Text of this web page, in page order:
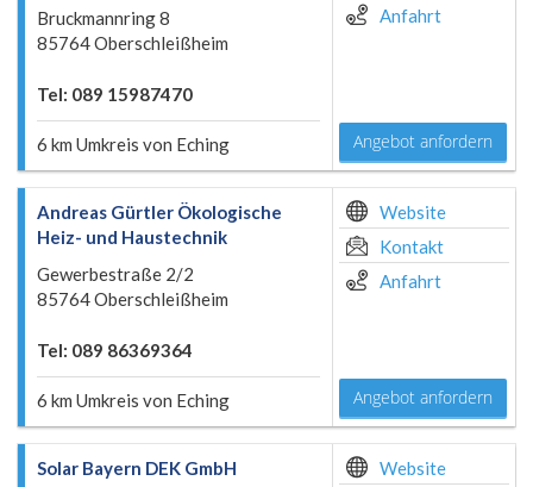
Bruckmannring 8
85764 Oberschleißheim
Tel: 089 15987470
6 km Umkreis von Eching
Anfahrt
Angebot anfordern
Andreas Gürtler Ökologische
Heiz- und Haustechnik
Gewerbestraße 2/2
85764 Oberschleißheim
Tel: 089 86369364
6 km Umkreis von Eching
Website
Kontakt
Anfahrt
Angebot anfordern
Solar Bayern DEK GmbH
Website